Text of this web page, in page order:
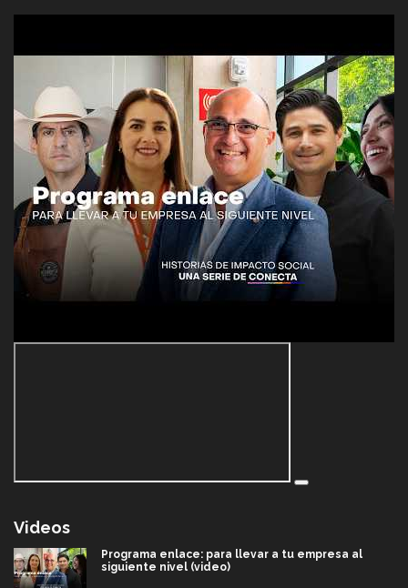
Videos
Programa enlace: para llevar a tu empresa al
siguiente nivel (video)